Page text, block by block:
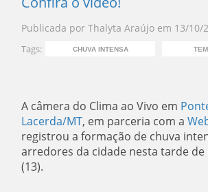
Publicada por Thalyta Araújo em 13/10/
Tags: CHUVA INTENSA
A câmera do Clima ao Vivo em
Lacerda/MT, em parceria com a
registrou a formação de chuva
arredores da cidade nesta tarde
(13).